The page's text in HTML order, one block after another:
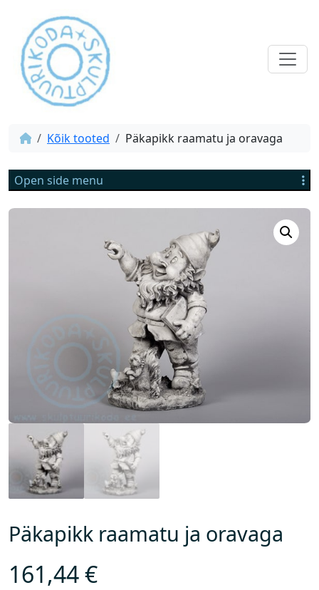
Kõik tooted Päkapikk raamatu ja oravaga
Open side menu
Päkapikk raamatu ja oravaga
161,44€